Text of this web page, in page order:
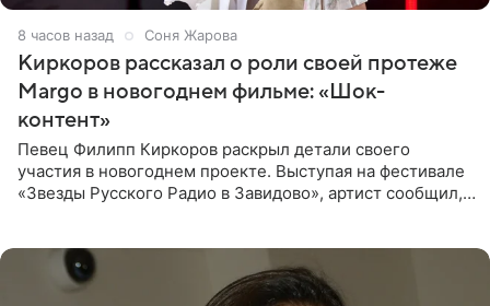
8 часов назад Соня Жарова
Киркоров рассказал о роли своей протеже
Margo в новогоднем фильме: «Шок-
контент»
Певец Филипп Киркоров раскрыл детали своего
участия в новогоднем проекте. Выступая на фестивале
«Звезды Русского Радио в Завидово», артист сообщил,